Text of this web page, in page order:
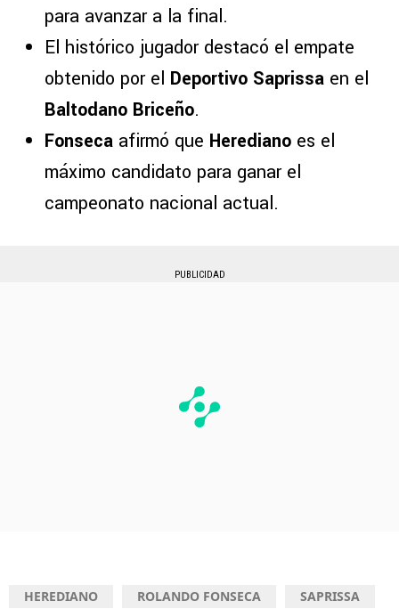
para avanzar a la final.
El histórico jugador destacó el empate
obtenido por el Deportivo Saprissa en el
Baltodano Briceño.
Fonseca afirmó que Herediano es el
máximo candidato para ganar el
campeonato nacional actual.
PUBLICIDAD
HEREDIANO ROLANDO FONSECA SAPRISSA